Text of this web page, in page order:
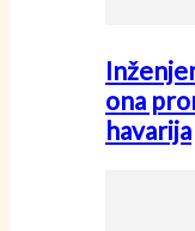
ona
havarija